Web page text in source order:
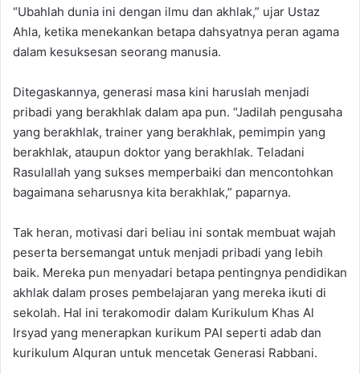
“Ubahlah dunia ini dengan ilmu dan akhlak,” ujar Ustaz
Ahla, ketika menekankan betapa dahsyatnya peran agama
dalam kesuksesan seorang manusia.
Ditegaskannya, generasi masa kini haruslah menjadi
pribadi yang berakhlak dalam apa pun. “Jadilah pengusaha
yang berakhlak, trainer yang berakhlak, pemimpin yang
berakhlak, ataupun doktor yang berakhlak. Teladani
Rasulallah yang sukses memperbaiki dan mencontohkan
bagaimana seharusnya kita berakhlak,” paparnya.
Tak heran, motivasi dari beliau ini sontak membuat wajah
peserta bersemangat untuk menjadi pribadi yang lebih
baik. Mereka pun menyadari betapa pentingnya pendidikan
akhlak dalam proses pembelajaran yang mereka ikuti di
sekolah. Hal ini terakomodir dalam Kurikulum Khas Al
Irsyad yang menerapkan kurikum PAI seperti adab dan
kurikulum Alquran untuk mencetak Generasi Rabbani.